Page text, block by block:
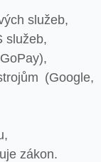
služeb,
služeb,
(Google,
zákon.